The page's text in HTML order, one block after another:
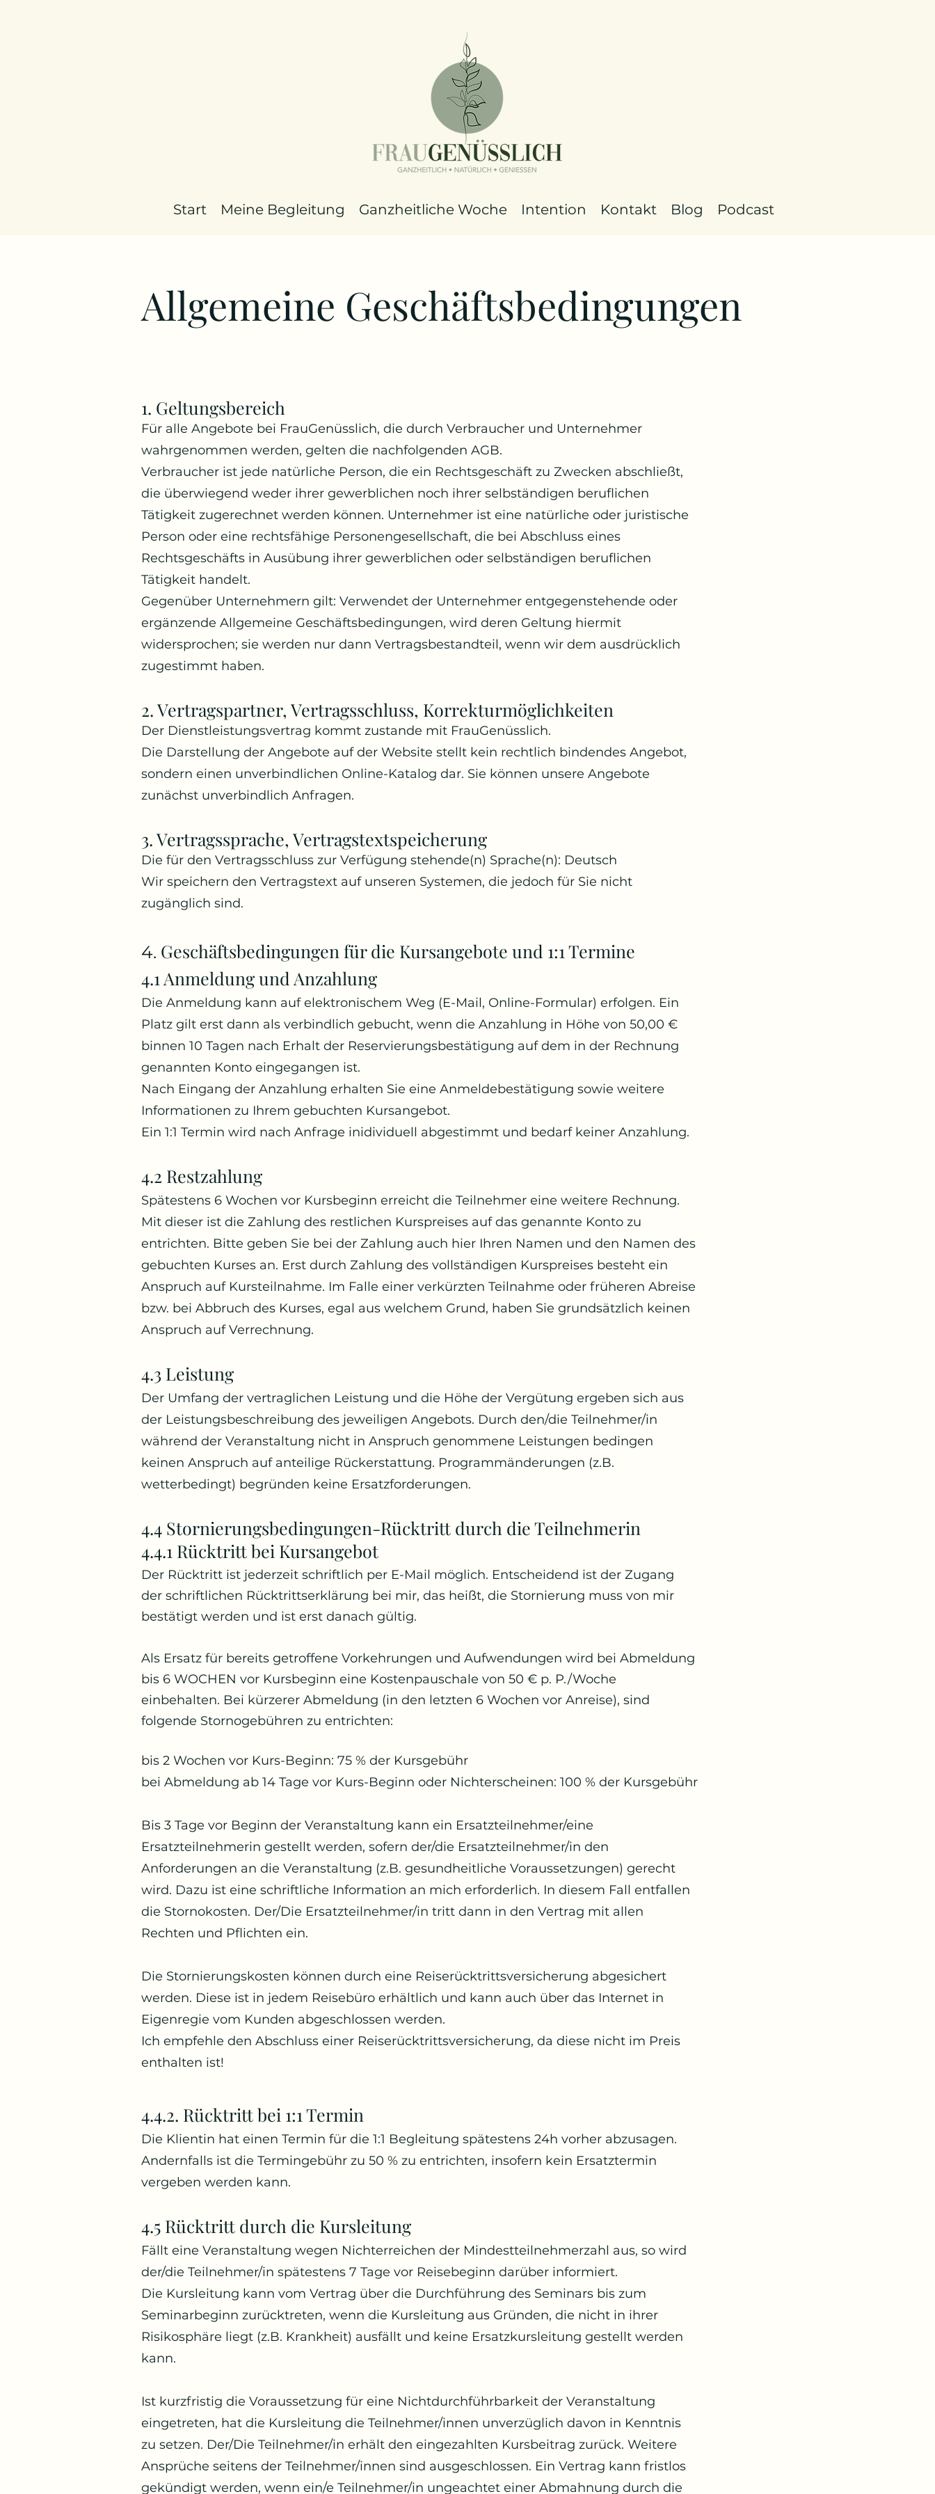
Start Meine Begleitung Ganzheitliche Woche Intention Kontakt Blog Podcast
Allgemeine Geschäftsbedingungen
1. Geltungsbereich
Für alle Angebote bei FrauGenüsslich, die durch Verbraucher und Unternehmer
wahrgenommen werden, gelten die nachfolgenden AGB.
Verbraucher ist jede natürliche Person, die ein Rechtsgeschäft zu Zwecken abschließt,
die überwiegend weder ihrer gewerblichen noch ihrer selbständigen beruflichen
Tätigkeit zugerechnet werden können. Unternehmer ist eine natürliche oder juristische
Person oder eine rechtsfähige Personengesellschaft, die bei Abschluss eines
Rechtsgeschäfts in Ausübung ihrer gewerblichen oder selbständigen beruflichen
Tätigkeit handelt.
Gegenüber Unternehmern gilt: Verwendet der Unternehmer entgegenstehende oder
ergänzende Allgemeine Geschäftsbedingungen, wird deren Geltung hiermit
widersprochen; sie werden nur dann Vertragsbestandteil, wenn wir dem ausdrücklich
zugestimmt haben.
2. Vertragspartner, Vertragsschluss, Korrekturmöglichkeiten
Der Dienstleistungsvertrag kommt zustande mit FrauGenüsslich.
Die Darstellung der Angebote auf der Website stellt kein rechtlich bindendes Angebot,
sondern einen unverbindlichen Online-Katalog dar. Sie können unsere Angebote
zunächst unverbindlich Anfragen.
3. Vertragssprache, Vertragstextspeicherung
Die für den Vertragsschluss zur Verfügung stehende(n) Sprache(n): Deutsch
Wir speichern den Vertragstext auf unseren Systemen, die jedoch für Sie nicht
zugänglich sind.
4. Geschäftsbedingungen für die Kursangebote und 1:1 Termine
4.1 Anmeldung und Anzahlung
Die Anmeldung kann auf elektronischem Weg (E-Mail, Online-Formular) erfolgen. Ein
Platz gilt erst dann als verbindlich gebucht, wenn die Anzahlung in Höhe von 50,00 €
binnen 10 Tagen nach Erhalt der Reservierungsbestätigung auf dem in der Rechnung
genannten Konto eingegangen ist.
Nach Eingang der Anzahlung erhalten Sie eine Anmeldebestätigung sowie weitere
Informationen zu Ihrem gebuchten Kursangebot.
Ein 1:1 Termin wird nach Anfrage inidividuell abgestimmt und bedarf keiner Anzahlung.
4.2 Restzahlung
Spätestens 6 Wochen vor Kursbeginn erreicht die Teilnehmer eine weitere Rechnung.
Mit dieser ist die Zahlung des restlichen Kurspreises auf das genannte Konto zu
entrichten. Bitte geben Sie bei der Zahlung auch hier Ihren Namen und den Namen des
gebuchten Kurses an. Erst durch Zahlung des vollständigen Kurspreises besteht ein
Anspruch auf Kursteilnahme. Im Falle einer verkürzten Teilnahme oder früheren Abreise
bzw. bei Abbruch des Kurses, egal aus welchem Grund, haben Sie grundsätzlich keinen
Anspruch auf Verrechnung.
4.3 Leistung
Der Umfang der vertraglichen Leistung und die Höhe der Vergütung ergeben sich aus
der Leistungsbeschreibung des jeweiligen Angebots. Durch den/die Teilnehmer/in
während der Veranstaltung nicht in Anspruch genommene Leistungen bedingen
keinen Anspruch auf anteilige Rückerstattung. Programmänderungen (z.B.
wetterbedingt) begründen keine Ersatzforderungen.
4.4 Stornierungsbedingungen-Rücktritt durch die Teilnehmerin
4.4.1 Rücktritt bei Kursangebot
Der Rücktritt ist jederzeit schriftlich per E-Mail möglich. Entscheidend ist der Zugang
der schriftlichen Rücktrittserklärung bei mir, das heißt, die Stornierung muss von mir
bestätigt werden und ist erst danach gültig.
Als Ersatz für bereits getroffene Vorkehrungen und Aufwendungen wird bei Abmeldung
bis 6 WOCHEN vor Kursbeginn eine Kostenpauschale von 50 € p. P./Woche
einbehalten. Bei kürzerer Abmeldung (in den letzten 6 Wochen vor Anreise), sind
folgende Stornogebühren zu entrichten:
bis 2 Wochen vor Kurs-Beginn: 75 % der Kursgebühr
bei Abmeldung ab 14 Tage vor Kurs-Beginn oder Nichterscheinen: 100 % der Kursgebühr
Bis 3 Tage vor Beginn der Veranstaltung kann ein Ersatzteilnehmer/eine
Ersatzteilnehmerin gestellt werden, sofern der/die Ersatzteilnehmer/in den
Anforderungen an die Veranstaltung (z.B. gesundheitliche Voraussetzungen) gerecht
wird. Dazu ist eine schriftliche Information an mich erforderlich. In diesem Fall entfallen
die Stornokosten. Der/Die Ersatzteilnehmer/in tritt dann in den Vertrag mit allen
Rechten und Pflichten ein.
Die Stornierungskosten können durch eine Reiserücktrittsversicherung abgesichert
werden. Diese ist in jedem Reisebüro erhältlich und kann auch über das Internet in
Eigenregie vom Kunden abgeschlossen werden.
Ich empfehle den Abschluss einer Reiserücktrittsversicherung, da diese nicht im Preis
enthalten ist!
4.4.2. Rücktritt bei 1:1 Termin
Die Klientin hat einen Termin für die 1:1 Begleitung spätestens 24h vorher abzusagen.
Andernfalls ist die Termingebühr zu 50 % zu entrichten, insofern kein Ersatztermin
vergeben werden kann.
4.5 Rücktritt durch die Kursleitung
Fällt eine Veranstaltung wegen Nichterreichen der Mindestteilnehmerzahl aus, so wird
der/die Teilnehmer/in spätestens 7 Tage vor Reisebeginn darüber informiert.
Die Kursleitung kann vom Vertrag über die Durchführung des Seminars bis zum
Seminarbeginn zurücktreten, wenn die Kursleitung aus Gründen, die nicht in ihrer
Risikosphäre liegt (z.B. Krankheit) ausfällt und keine Ersatzkursleitung gestellt werden
kann.
Ist kurzfristig die Voraussetzung für eine Nichtdurchführbarkeit der Veranstaltung
eingetreten, hat die Kursleitung die Teilnehmer/innen unverzüglich davon in Kenntnis
zu setzen. Der/Die Teilnehmer/in erhält den eingezahlten Kursbeitrag zurück. Weitere
Ansprüche seitens der Teilnehmer/innen sind ausgeschlossen. Ein Vertrag kann fristlos
gekündigt werden, wenn ein/e Teilnehmer/in ungeachtet einer Abmahnung durch die